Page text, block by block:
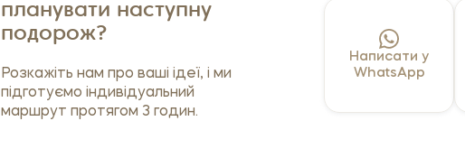
планувати наступну
подорож?
Розкажіть нам про ваші ідеї, і ми
підготуємо індивідуальний
маршрут протягом 3 годин.
Написати у
WhatsApp